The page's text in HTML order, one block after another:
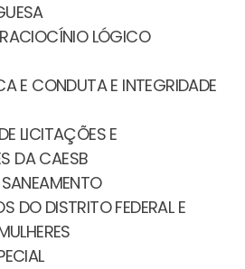
LÓGICO
E CONDUTA E INTEGRIDADE
LICITAÇÕES E
DA CAESB
DO DISTRITO FEDERAL E